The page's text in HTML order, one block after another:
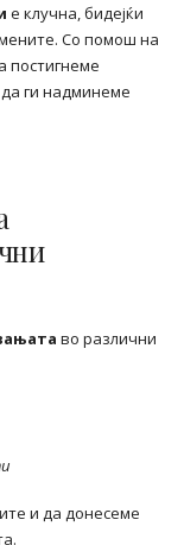
е клучна, бидејќи
Со помош на
постигнеме
ги надминеме
во различни
и да донесеме